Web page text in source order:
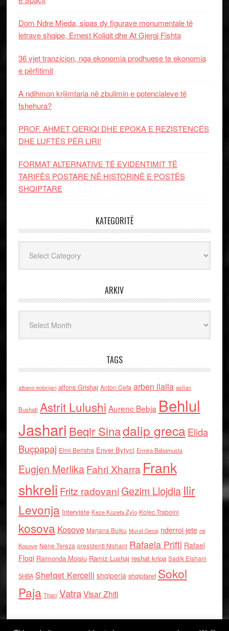
Dom Ndre Mjeda, sipas dy figurave monumentale të
letrave shqipe, Ernest Koliqit dhe At Gjergj Fishta
36 vjet tranzicion, nga ekonomia prodhuese te ekonomia
e përfitimit
A ndihmon krijimtaria në zbulimin e potencialeve të
fshehura?
PROF. AHMET QERIQI DHE EPOKA E REZISTENCЁS
DHE LUFTЁS PЁR LIRI!
FORMAT ALTERNATIVE TË EVIDENTIMIT TË
TARIFËS POSTARE NË HISTORINË E POSTËS
SHQIPTARE
KATEGORITË
ARKIV
TAGS
albano kolonjari alfons Grishaj Anton Cefa arben llalla asllan
Bushati Astrit Lulushi Aurenc Bebja Behlul
Jashari Beqir Sinadalip grecaElida
Buçpapaj Elmi Berisha Enver Bytyci Ermira Babamusta
Eugjen MerlikaFahri Xharra Frank
shkreli Fritz radovaniGezim Llojdia Ilir
Levonja Interviste Keze Kozeta Zylo Kolec Traboini
kosova Kosove Marjana Bulku Murat Gecaj nderroi jete ne
Kosove Nene Tereza presidenti Nishani Rafaela Prifti Rafael
Floqi Raimonda Moisiu Ramiz Lushaj reshat kripa Sadik Elshani
SHBA Shefqet Kercelli shqiperia shqiptaret Sokol
Paja Thaci VatraVisar Zhiti